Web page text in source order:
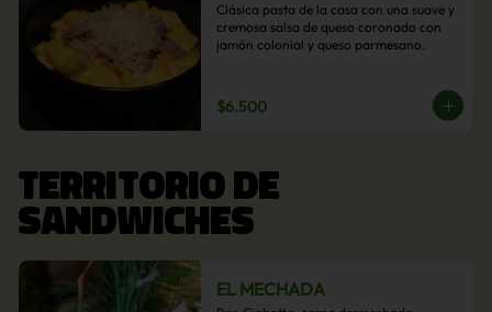
Clásica pasta de la casa con una suave y
cremosa salsa de queso coronado con
jamón colonial y queso parmesano.
$6.500
TERRITORIO DE
SANDWICHES
EL MECHADA